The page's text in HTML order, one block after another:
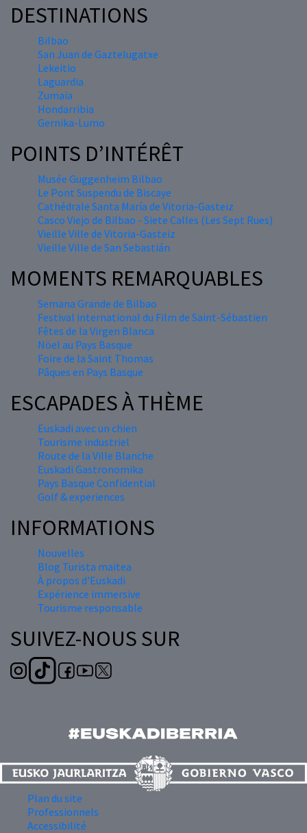
DESTINATIONS
Bilbao
San Juan de Gaztelugatxe
Lekeitio
Laguardia
Zumaia
Hondarribia
Gernika-Lumo
POINTS D’INTÉRÊT
Musée Guggenheim Bilbao
Le Pont Suspendu de Biscaye
Cathédrale Santa María de Vitoria-Gasteiz
Casco Viejo de Bilbao - Siete Calles (Les Sept Rues)
Vieille Ville de Vitoria-Gasteiz
Vieille Ville de San Sebastián
MOMENTS REMARQUABLES
Semana Grande de Bilbao
Festival international du Film de Saint-Sébastien
Fêtes de la Virgen Blanca
Nöel au Pays Basque
Foire de la Saint Thomas
Pâques en Pays Basque
ESCAPADES À THÈME
Euskadi avec un chien
Tourisme industriel
Route de la Ville Blanche
Euskadi Gastronomika
Pays Basque Confidential
Golf & experiences
INFORMATIONS
Nouvelles
Blog Turista maitea
À propos d'Euskadi
Expérience immersive
Tourisme responsable
SUIVEZ-NOUS SUR
Plan du site
Professionnels
Accessibilité